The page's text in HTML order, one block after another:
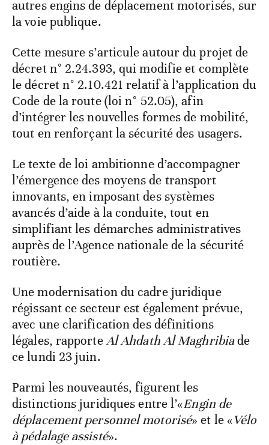
autres engins de déplacement motorisés, sur
la voie publique.
Cette mesure s’articule autour du projet de
décret n° 2.24.393, qui modifie et complète
le décret n° 2.10.421 relatif à l’application du
Code de la route (loi n° 52.05), afin
d’intégrer les nouvelles formes de mobilité,
tout en renforçant la sécurité des usagers.
Le texte de loi ambitionne d’accompagner
l’émergence des moyens de transport
innovants, en imposant des systèmes
avancés d’aide à la conduite, tout en
simplifiant les démarches administratives
auprès de l’Agence nationale de la sécurité
routière.
Une modernisation du cadre juridique
régissant ce secteur est également prévue,
avec une clarification des définitions
légales, rapporteAl Ahdath Al Maghribiade
ce lundi 23 juin.
Parmi les nouveautés, figurent les
distinctions juridiques entre l’«Engin de
déplacement personnel motorisé» et le «Vélo
à pédalage assisté».